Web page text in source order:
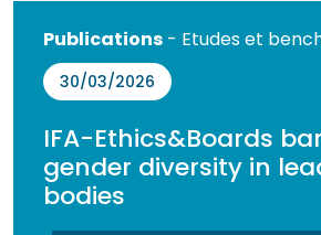
Publications- Etudes et
30/03/2026
IFA-Ethics&Boards
gender diversity in
bodies